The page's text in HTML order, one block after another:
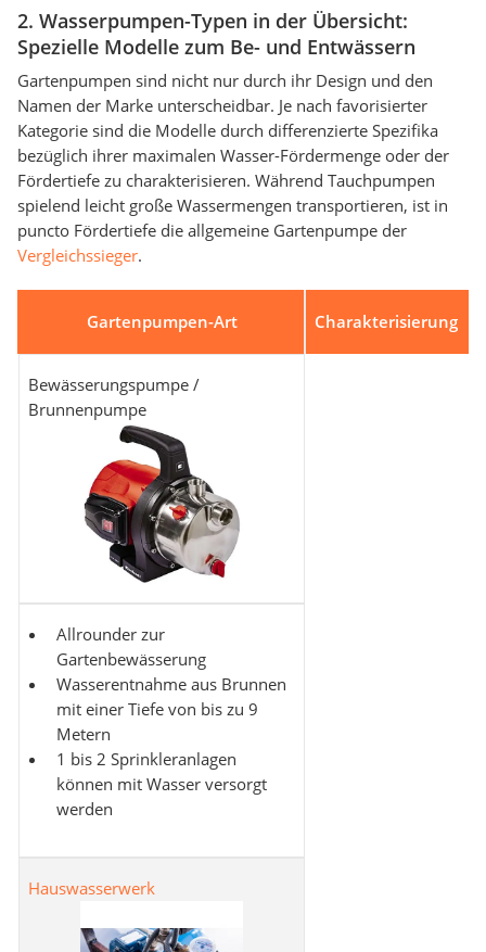
2. Wasserpumpen-Typen in der Übersicht:
Spezielle Modelle zum Be- und Entwässern
Gartenpumpen sind nicht nur durch ihr Design und den
Namen der Marke unterscheidbar. Je nach favorisierter
Kategorie sind die Modelle durch differenzierte Spezifika
bezüglich ihrer maximalen Wasser-Fördermenge oder der
Fördertiefe zu charakterisieren. Während Tauchpumpen
spielend leicht große Wassermengen transportieren, ist in
puncto Fördertiefe die allgemeine Gartenpumpe der
Vergleichssieger.
Gartenpumpen-Art Charakterisierung
Bewässerungspumpe /
Brunnenpumpe
Allrounder zur
Gartenbewässerung
Wasserentnahme aus Brunnen
mit einer Tiefe von bis zu 9
Metern
1 bis 2 Sprinkleranlagen
können mit Wasser versorgt
werden
Hauswasserwerk